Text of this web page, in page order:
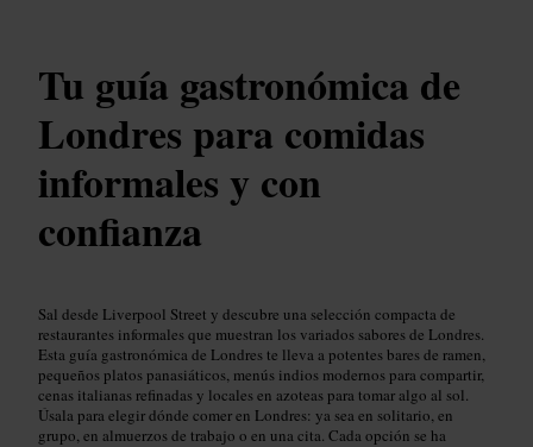
Tu guía gastronómica de
Londres para comidas
informales y con
confianza
Sal desde Liverpool Street y descubre una selección compacta de
restaurantes informales que muestran los variados sabores de Londres.
Esta guía gastronómica de Londres te lleva a potentes bares de ramen,
pequeños platos panasiáticos, menús indios modernos para compartir,
cenas italianas refinadas y locales en azoteas para tomar algo al sol.
Úsala para elegir dónde comer en Londres: ya sea en solitario, en
grupo, en almuerzos de trabajo o en una cita. Cada opción se ha